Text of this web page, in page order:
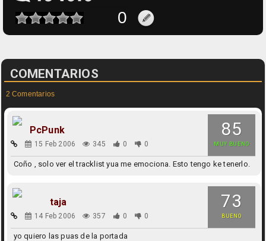
COMENTARIOS
2 Comentarios
85
MUY BUENO
PcPunk
15 Feb 2006 345 0 0
Coño , solo ver el tracklist yua me emociona. Esto tengo ke tenerlo.
73
BUENO
taja
14 Feb 2006 357 0 0
yo quiero las puas de la portada